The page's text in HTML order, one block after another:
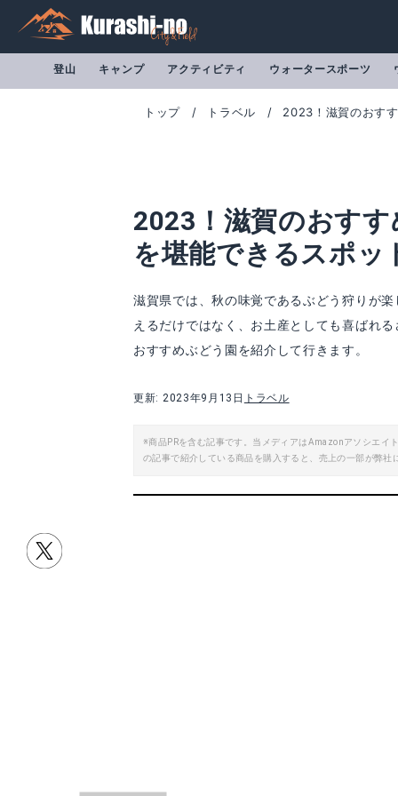
登山 キャンプ アクティビティ ウォータースポーツ
トップ トラベル 2023！滋賀のおす
2023！滋賀のおす
を堪能できるスポッ
滋賀県では、秋の味覚であるぶどう狩りが
えるだけではなく、お土産としても喜ばれ
おすすめぶどう園を紹介して行きます。
更新: 2023年9月13日 トラベル
※商品PRを含む記事です。当メディアはAmazonアソシエイ
の記事で紹介している商品を購入すると、売上の一部が弊社